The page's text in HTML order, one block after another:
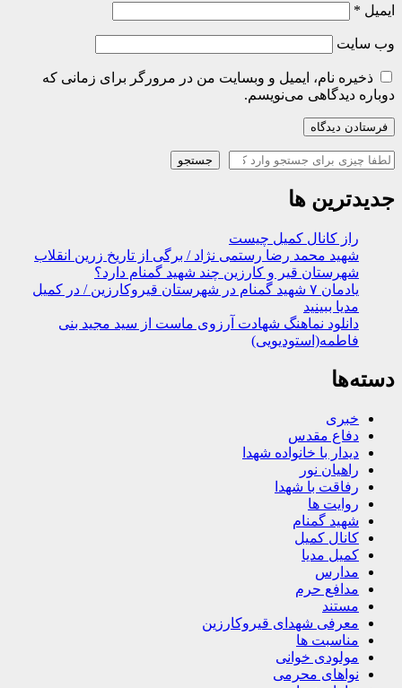
ایمیل *
وب‌ سایت
ذخیره نام، ایمیل و وبسایت من در مرورگر برای زمانی که
دوباره دیدگاهی می‌نویسم.
جستجو جستجو
جدیدترین ها
راز کانال کمیل چیست
شهید محمد رضا رستمی نژاد / برگی از تاریخ زرین انقلاب
شهرستان قیر و کارزین چند شهید گمنام دارد؟
یادمان ۷ شهید گمنام در شهرستان قیروکارزین / در کمیل
مدیا ببینید
دانلود نماهنگ شهادت آرزوی ماست از سید مجید بنی
فاطمه(استودیویی)
دسته‌ها
خبری
دفاع مقدس
دیدار با خانواده شهدا
راهیان نور
رفاقت با شهدا
روایت ها
شهید گمنام
کانال کمیل
کمیل مدیا
مدارس
مدافع حرم
مستند
معرفی شهدای قیروکارزین
مناسبت ها
مولودی خوانی
نواهای محرمی